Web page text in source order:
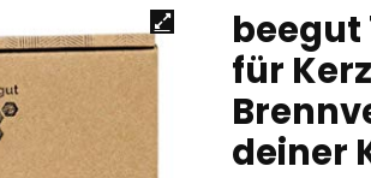
beegut
für
deiner